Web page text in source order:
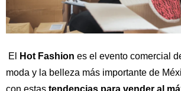
El Hot Fashion es el evento comercial
moda y la belleza más importante de